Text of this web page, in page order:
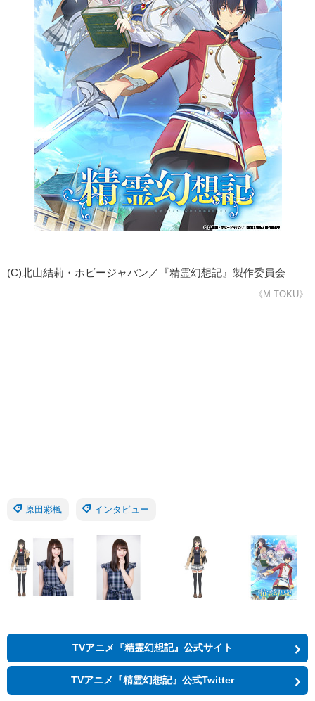
(C)北山結莉・ホビージャパン／『精霊幻想記』製作委員会
《M.TOKU》
原田彩楓 インタビュー
TVアニメ『精霊幻想記』公式サイト
TVアニメ『精霊幻想記』公式Twitter